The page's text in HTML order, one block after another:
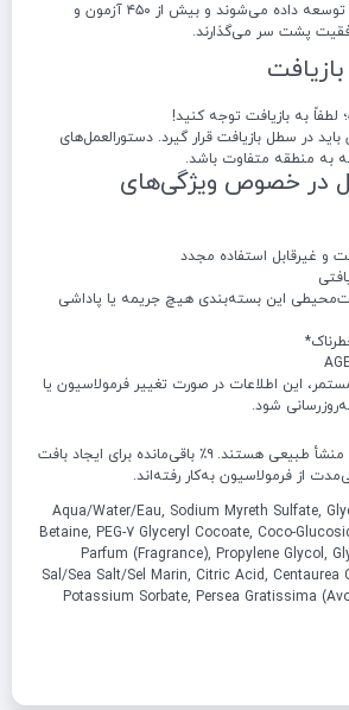
متخصصان حوزه سلامت توسعه داده می‌شوند و بیش از ۴۵۰ آزمون و
پشت سر می‌گذارند.
به بازیافت توجه کنید!
در سطل بازیافت قرار گیرد. دستورالعمل‌های
به منطقه متفاوت باشد.
در خصوص ویژگی‌های
و غیرقابل استفاده مجدد
این بسته‌بندی هیچ جریمه یا پاداشی
این اطلاعات در صورت تغییر فرمولاسیون یا
شود.
۹۱٪ مواد تشکیل‌دهنده با منشأ طبیعی هستند. ۹٪ باقی‌مانده برای ایجاد بافت
از فرمولاسیون به‌کار رفته‌اند.
Aqua/Water/Eau, Sodium Myreth Sulfate,
Betaine, PEG-7 Glyceryl Cocoate, Coco-
Parfum (Fragrance), Propylene Glycol,
Sal/Sea Salt/Sel Marin, Citric Acid, Centaurea
Potassium Sorbate, Persea Gratissima